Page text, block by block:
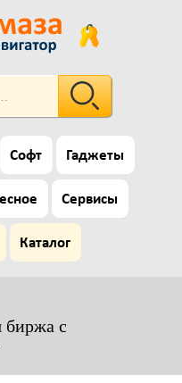
Софт Гаджеты
Сервисы
Каталог
биржа с